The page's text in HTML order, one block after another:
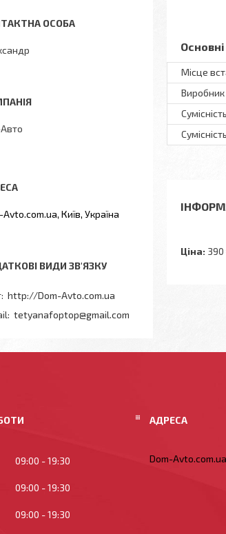
Основні
Місце
Виробник
Ціна: 390
Avto.com.ua, Київ, Україна
http://Dom-Avto.com.ua
tetyanafoptop@gmail.com
09:00 19:30
09:00 19:30
09:00 19:30
Dom-